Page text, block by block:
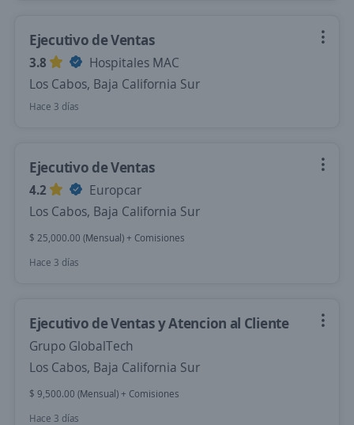
Ejecutivo de Ventas
3.8
Hospitales MAC
Los Cabos, Baja California Sur
Hace 3 días
Ejecutivo de Ventas
4.2
Europcar
Los Cabos, Baja California Sur
$ 25,000.00 (Mensual) + Comisiones
Hace 3 días
Ejecutivo de Ventas y Atencion al Cliente
Grupo GlobalTech
Los Cabos, Baja California Sur
$ 9,500.00 (Mensual) + Comisiones
Hace 3 días